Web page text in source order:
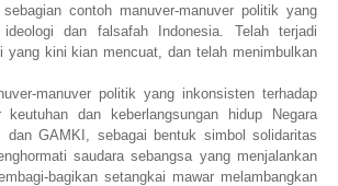
contoh manuver-manuver politik yang
dan falsafah Indonesia. Telah terjadi
yang kini kian mencuat, dan telah menimbulkan
manuver politik yang inkonsisten terhadap
dan keberlangsungan hidup Negara
GAMKI, sebagai bentuk simbol solidaritas
saudara sebangsa yang menjalankan
bagikan setangkai mawar melambangkan